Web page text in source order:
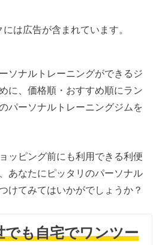
は広告が含まれています。
ソナルトレーニングができるジ
に、価格順・おすすめ順にラン
パーソナルトレーニングジムを
ッピング前にも利用できる利便
あなたにピッタリのパーソナル
けてみてはいかがでしょうか？
でも自宅でワンツー